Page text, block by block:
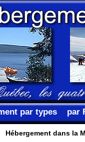
par types par
Hébergement dans la